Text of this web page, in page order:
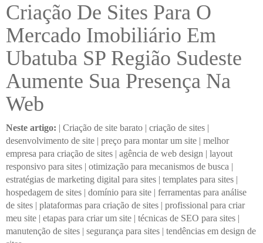
Criação De Sites Para O
Mercado Imobiliário Em
Ubatuba SP Região Sudeste
Aumente Sua Presença Na
Web
Neste artigo: | Criação de site barato | criação de sites |
desenvolvimento de site | preço para montar um site | melhor
empresa para criação de sites | agência de web design | layout
responsivo para sites | otimização para mecanismos de busca |
estratégias de marketing digital para sites | templates para sites |
hospedagem de sites | domínio para site | ferramentas para análise
de sites | plataformas para criação de sites | profissional para criar
meu site | etapas para criar um site | técnicas de SEO para sites |
manutenção de sites | segurança para sites | tendências em design de